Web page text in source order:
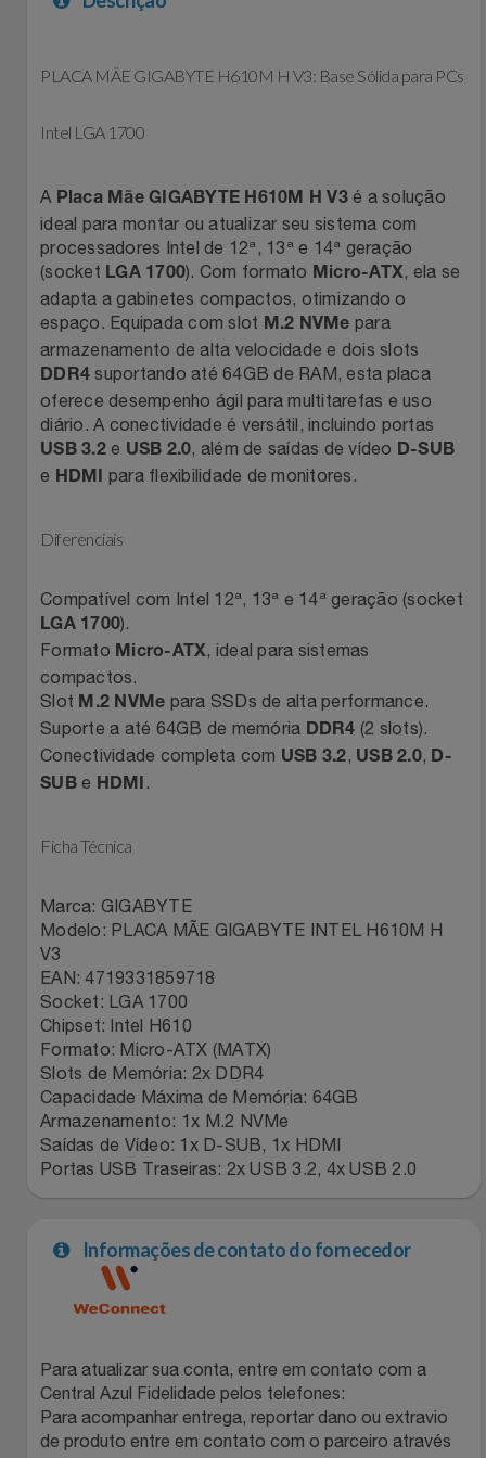
Celulares E Smartphone
Cosméticos
Cozinha
Eletrodomésticos
Eletroportáteis
Esportes
Experiências
Ferramentas
Jardim
Jogos E Consoles
Livros
Móveis
Natal
Notebooks E Tablet
Papelaria
Páscoa
Perfumaria
Perfume
Perfumes
Electrolux
Extra
Fortaleza
Gama Italy
Giftty
Havanna
Hospital De Amor
Jbl
Loccitane En Provence
Magalu
Meu Resgate Favorito
Multi
Natura
Netshoes
Oster
Perfumes & Cosméticos
Ponto Frio
Portal Das Malas
Porto Brasil
Renner
Safe – Escola De Aviação
Extra
Individual
Insider
John John
Le Lis
Magalu
Méliuz
Natura
Pontos Por Opiniões
Portal Das Malas
Topstore
PLACA MÃE GIGABYTE H610M H V3: Base Sólida para PCs
Intel LGA 1700
A Placa Mãe GIGABYTE H610M H V3é a solução
ideal para montar ou atualizar seu sistema com
processadores Intel de 12ª, 13ª e 14ª geração
(socket LGA 1700). Com formato Micro-ATX, ela se
adapta a gabinetes compactos, otimizando o
espaço. Equipada com slot M.2 NVMe para
armazenamento de alta velocidade e dois slots
DDR4 suportando até 64GB de RAM, esta placa
oferece desempenho ágil para multitarefas e uso
diário. A conectividade é versátil, incluindo portas
USB 3.2e USB 2.0, além de saídas de vídeo D-SUB
e HDMI para flexibilidade de monitores.
Diferenciais
Compatível com Intel 12ª, 13ª e 14ª geração (socket
LGA 1700).
Formato Micro-ATX, ideal para sistemas
compactos.
Slot M.2 NVMe para SSDs de alta performance.
Suporte a até 64GB de memória DDR4 (2 slots).
Conectividade completa com USB 3.2, USB 2.0, D-
SUBe HDMI.
Ficha Técnica
Marca: GIGABYTE
Modelo: PLACA MÃE GIGABYTE INTEL H610M H
V3
EAN: 4719331859718
Socket: LGA 1700
Chipset: Intel H610
Formato: Micro-ATX (MATX)
Slots de Memória: 2x DDR4
Capacidade Máxima de Memória: 64GB
Armazenamento: 1x M.2 NVMe
Saídas de Vídeo: 1x D-SUB, 1x HDMI
Portas USB Traseiras: 2x USB 3.2, 4x USB 2.0
Informações de contato do fornecedor
Para atualizar sua conta, entre em contato com a
Central Azul Fidelidade pelos telefones:
Para acompanhar entrega, reportar dano ou extravio
de produto entre em contato com o parceiro através